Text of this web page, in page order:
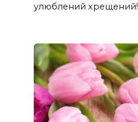
улюблений хрещений!